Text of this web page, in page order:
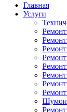
Главная
Услуги
Ремонт
Ремонт